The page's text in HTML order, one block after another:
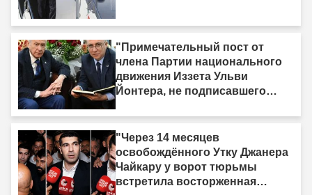
"Примечательный пост от
члена Партии национального
движения Иззета Ульви
Йонтера, не подписавшего
есть одна жизнь, и она тоже
должна быть принесена в
жертву»"
"Через 14 месяцев
освобождённого Утку Джанера
Чайкару у ворот тюрьмы
встретила восторженная